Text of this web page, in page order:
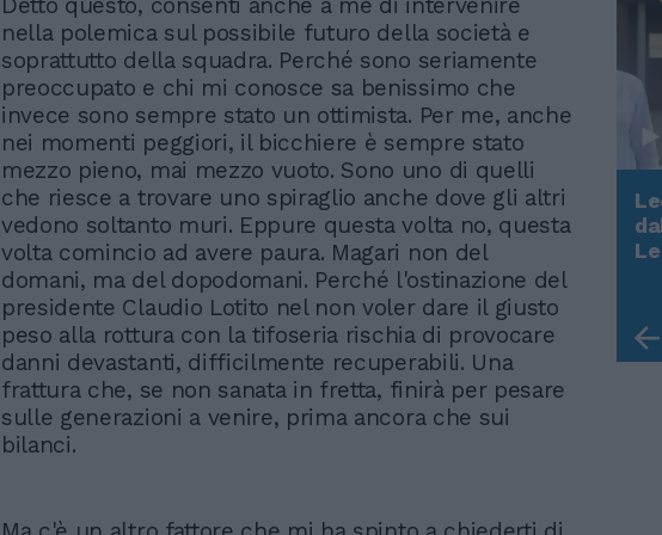
nella polemica sul possibile futuro della società e
soprattutto della squadra. Perché sono seriamente
preoccupato e chi mi conosce sa benissimo che
invece sono sempre stato un ottimista. Per me, anche
nei momenti peggiori, il bicchiere è sempre stato
mezzo pieno, mai mezzo vuoto. Sono uno di quelli
che riesce a trovare uno spiraglio anche dove gli altri
vedono soltanto muri. Eppure questa volta no, questa
volta comincio ad avere paura. Magari non del
domani, ma del dopodomani. Perché l'ostinazione del
presidente Claudio Lotito nel non voler dare il giusto
peso alla rottura con la tifoseria rischia di provocare
danni devastanti, difficilmente recuperabili. Una
frattura che, se non sanata in fretta, finirà per pesare
sulle generazioni a venire, prima ancora che sui
bilanci.
Rudy Giuliani a Come States?
Trump, Meloni e la strategia
americana